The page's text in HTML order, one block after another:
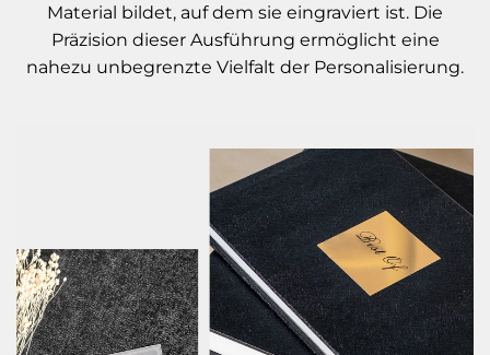
Material bildet, auf dem sie eingraviert ist. Die
Präzision dieser Ausführung ermöglicht eine
nahezu unbegrenzte Vielfalt der Personalisierung.